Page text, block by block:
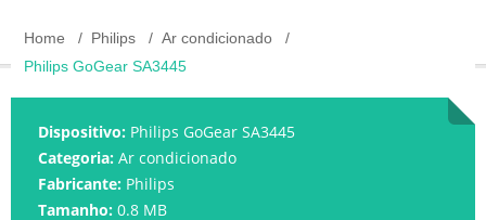
Home Philips
Ar condicionado
Philips GoGear SA3445
Dispositivo: Philips GoGear SA3445
Categoria: Ar condicionado
Fabricante: Philips
Tamanho: 0.8 MB